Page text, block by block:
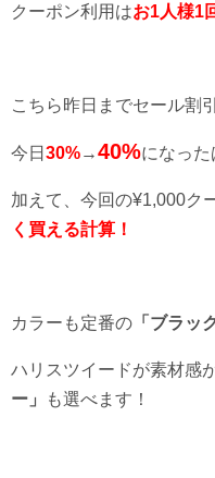
クーポン利用はお1人様1
こちら昨日までセール割
今日 30%→40%になった
加えて、今回の¥1,000ク
く買える計算！
カラーも定番の 「ブラッ
ハリスツイードが素材感
ー」
も選べます！